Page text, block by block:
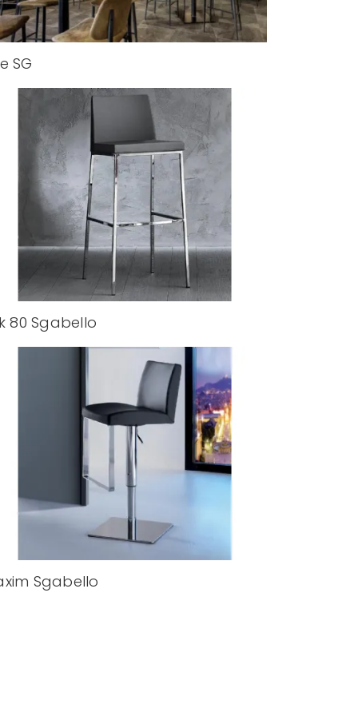
SG
80 Sgabello
Sgabello